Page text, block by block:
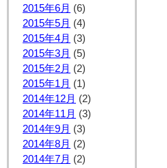
2015年6月 (6)
2015年5月 (4)
2015年4月 (3)
2015年3月 (5)
2015年2月 (2)
2015年1月 (1)
2014年12月 (2)
2014年11月 (3)
2014年9月 (3)
2014年8月 (2)
2014年7月 (2)